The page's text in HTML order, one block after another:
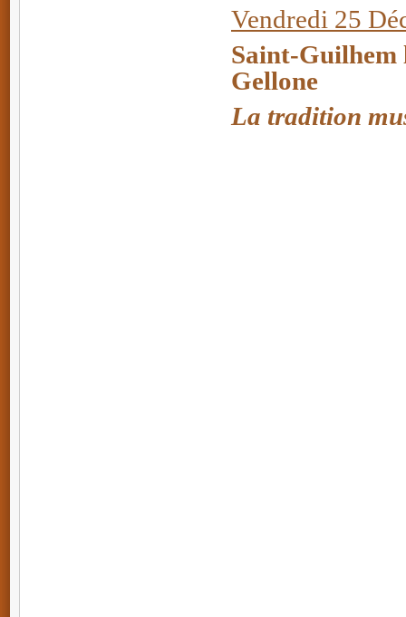
Vendredi 25
Saint-Guilhem
Gellone
La tradition